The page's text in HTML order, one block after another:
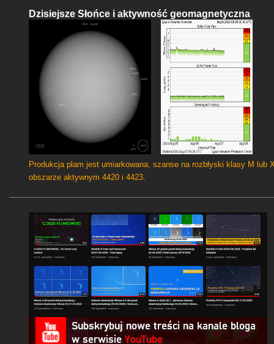
Dzisiejsze Słońce i aktywność geomagnetyczna
Produkcja plam jest umiarkowana, szanse na rozbłyski klasy M lub
obszarze aktywnym 4420 i 4423.